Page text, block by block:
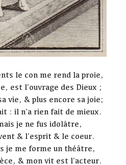
le con me rend la proie,
est l'ouvrage des Dieux ;
vie, & plus encore sa joie;
: il n'a rien fait de mieux.
je ne fus idolâtre,
& l'esprit & le coeur.
je me forme un théâtre,
& mon vit est l'acteur.